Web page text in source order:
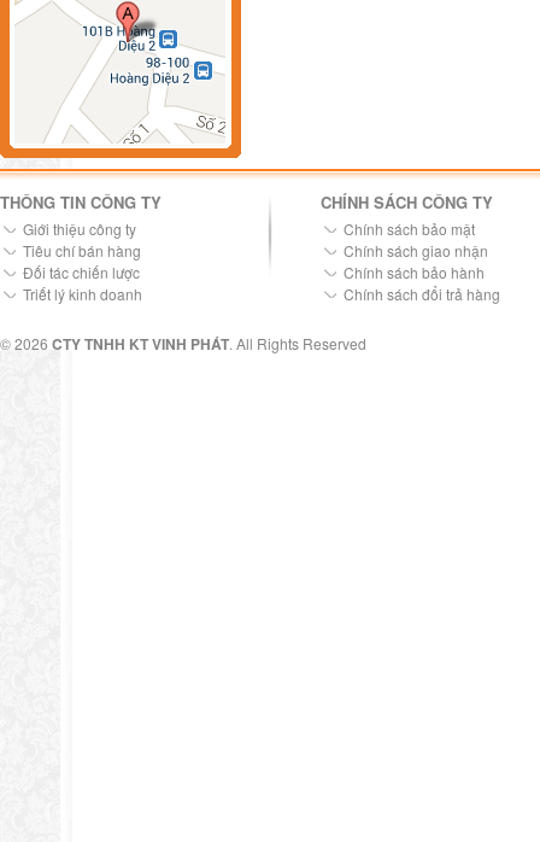
THÔNG TIN CÔNG TY
Giới thiệu công ty
Tiêu chí bán hàng
Đối tác chiến lược
Triết lý kinh doanh
CHÍNH SÁCH CÔNG TY
Chính sách bảo mật
Chính sách giao nhận
Chính sách bảo hành
Chính sách đổi trả hàng
© 2026 CTY TNHH KT VINH PHÁT. All Rights Reserved